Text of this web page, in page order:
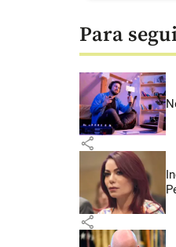
Para
share
share